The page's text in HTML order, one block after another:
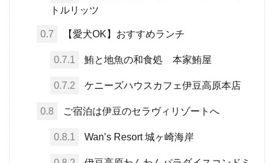
トルリッツ
0.7 【愛犬OK】おすすめランチ
0.7.1 鮪と地魚の和食処 本家鮪屋
0.7.2 ケニーズハウスカフェ伊豆高原本店
0.8 ご宿泊は伊豆のセラヴィリゾートへ
0.8.1 Wan’s Resort 城ヶ崎海岸